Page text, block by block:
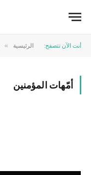
أنت الآن تتصفح: الرئيسية »
أمّهات المؤمنين